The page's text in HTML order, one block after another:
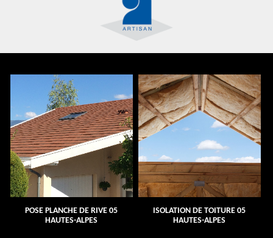
POSE PLANCHE DE RIVE 05
HAUTES-ALPES
ISOLATION DE TOITURE 05
HAUTES-ALPES